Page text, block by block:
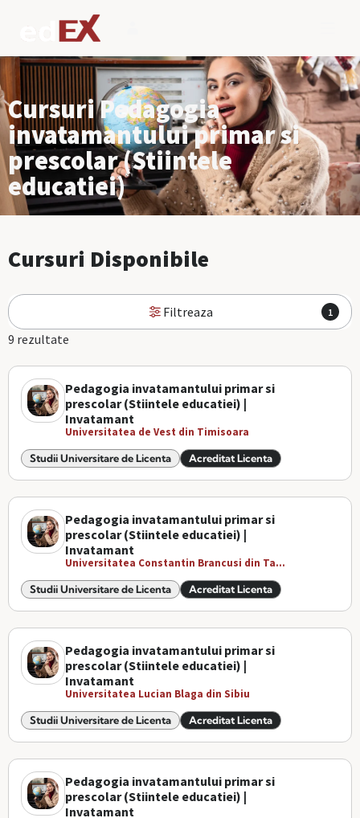
Cursuri Pedagogia
invatamantului primar si
prescolar (Stiintele
educatiei)
Cursuri Disponibile
Filtreaza 1
9 rezultate
Pedagogia invatamantului primar si
prescolar (Stiintele educatiei) |
Invatamant
Universitatea de Vest din Timisoara
Studii Universitare de Licenta Acreditat Licenta
Pedagogia invatamantului primar si
prescolar (Stiintele educatiei) |
Invatamant
Universitatea Constantin Brancusi din Ta...
Studii Universitare de Licenta Acreditat Licenta
Pedagogia invatamantului primar si
prescolar (Stiintele educatiei) |
Invatamant
Universitatea Lucian Blaga din Sibiu
Studii Universitare de Licenta Acreditat Licenta
Pedagogia invatamantului primar si
prescolar (Stiintele educatiei) |
Invatamant